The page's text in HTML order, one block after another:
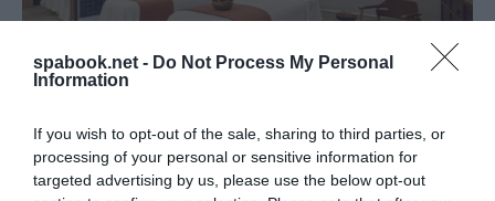
spabook.net - Do Not Process My Personal
Information
If you wish to opt-out of the sale, sharing to third parties, or
processing of your personal or sensitive information for
targeted advertising by us, please use the below opt-out
Az éves tagság díja 3000 és 37000 font között
mozog, a szálloda vendégei pedig tiszteletbeli